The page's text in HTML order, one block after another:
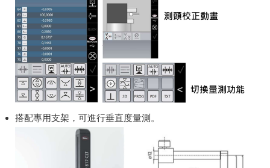
搭配專用支架，可進行垂直度量測。